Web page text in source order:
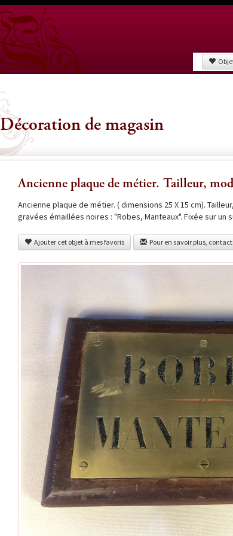
Décoration de magasin
Ancienne plaque de métier. Tailleur,
Ancienne plaque de métier. ( dimensions 25 X 15 cm).
gravées émaillées noires : "Robes, Manteaux". Fixée sur un
Ajouter cet objet à mes favoris Pour en savoir plus,